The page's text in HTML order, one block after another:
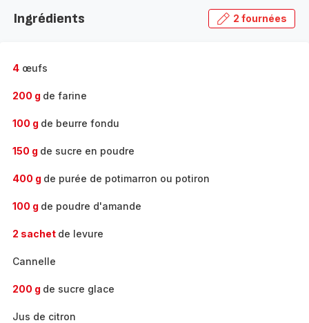
gamme
Ingrédients 2 fournées
4 œufs
200 g de farine
100 g de beurre fondu
150 g de sucre en poudre
400 g de purée de potimarron ou potiron
100 g de poudre d'amande
2 sachet de levure
Cannelle
200 g de sucre glace
Jus de citron